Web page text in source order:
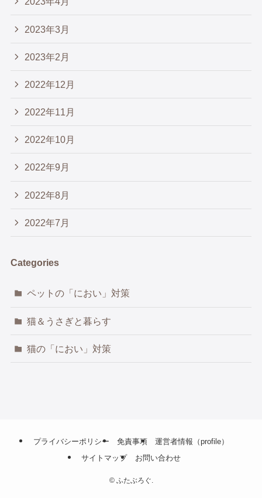
2023年3月
2023年2月
2022年12月
2022年11月
2022年10月
2022年9月
2022年8月
2022年7月
Categories
ペットの「におい」対策
猫＆うさぎと暮らす
猫の「におい」対策
プライバシーポリシー 免責事項
運営者情報（profile）
サイトマップ
お問い合わせ
©ふたぶろぐ.